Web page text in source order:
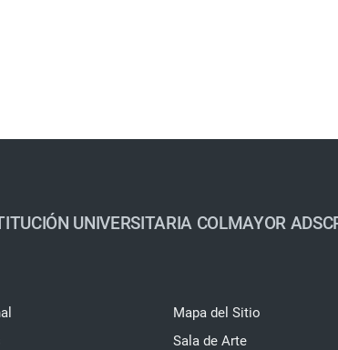
UNIVERSITARIA COLMAYOR
Mapa del Sitio
Sala de Arte